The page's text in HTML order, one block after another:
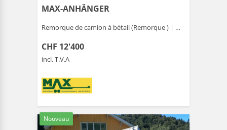
MAX-ANHÄNGER
Remorque de camion à bétail (Remorque ) |
CHF 12'400
incl. T.V.A
Nouveau